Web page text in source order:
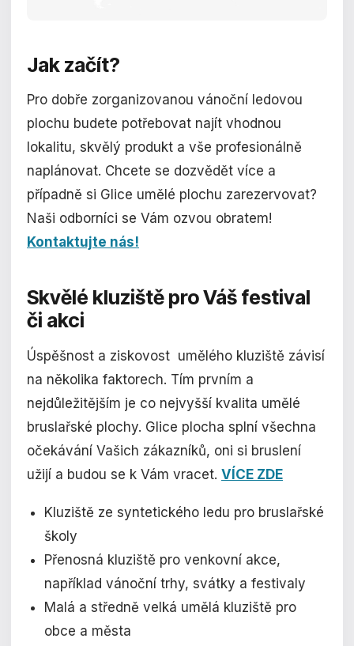
Jak začít?
Pro dobře zorganizovanou vánoční ledovou
plochu budete potřebovat najít vhodnou
lokalitu, skvělý produkt a vše profesionálně
naplánovat. Chcete se dozvědět více a
případně si Glice umělé plochu zarezervovat?
Naši odborníci se Vám ozvou obratem!
Kontaktujte nás!
Skvělé kluziště proVáš festival
či akci
Úspěšnost a ziskovost umělého kluziště závisí
na několika faktorech. Tím prvním a
nejdůležitějším je co nejvyšší kvalita umělé
bruslařské plochy. Glice plocha splní všechna
očekávání Vašich zákazníků, oni si bruslení
užijí a budou se k Vám vracet. VÍCE ZDE
Kluziště ze syntetického ledu pro bruslařské
školy
Přenosná kluziště pro venkovní akce,
například vánoční trhy, svátky a festivaly
Malá a středně velká umělá kluziště pro
obce a města